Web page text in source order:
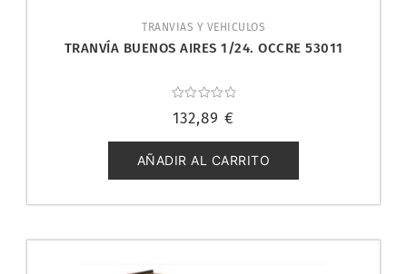
TRANVIAS Y VEHICULOS
TRANVÍA BUENOS AIRES 1/24. OCCRE 53011
con
de
5
132,89 €
AÑADIR AL CARRITO